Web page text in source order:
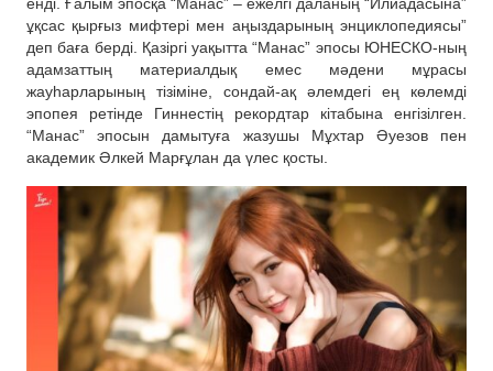
енді. Ғалым эпосқа “Манас” – ежелгі даланың “Илиадасына”
ұқсас қырғыз мифтері мен аңыздарының энциклопедиясы”
деп баға берді. Қазіргі уақытта “Манас” эпосы ЮНЕСКО-ның
адамзаттың материалдық емес мәдени мұрасы
жауһарларының тізіміне, сондай-ақ әлемдегі ең көлемді
эпопея ретінде Гиннестің рекордтар кітабына енгізілген.
“Манас” эпосын дамытуға жазушы Мұхтар Әуезов пен
академик Әлкей Марғұлан да үлес қосты.